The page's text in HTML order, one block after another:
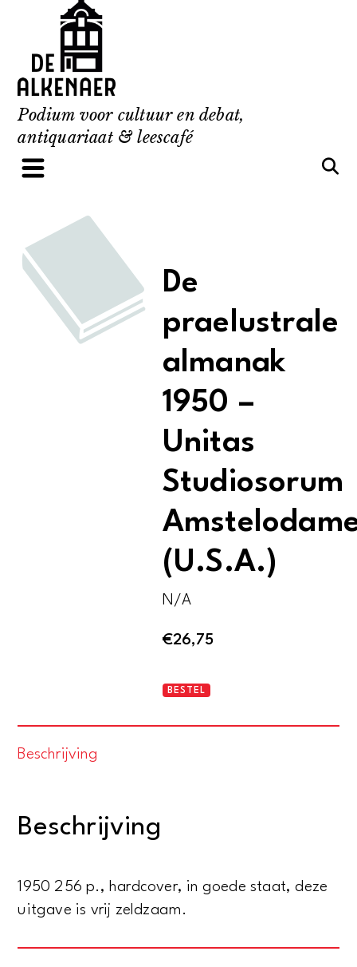
content
Podium voor cultuur en debat,
antiquariaat & leescafé
De
praelustrale
almanak
1950 –
Unitas
Studiosorum
(U.S.A.)
N/A
€26,75
De
aantal
BESTEL
Beschrijving
Beschrijving
1950 256 p., hardcover, in goede staat, deze
uitgave is vrij zeldzaam.